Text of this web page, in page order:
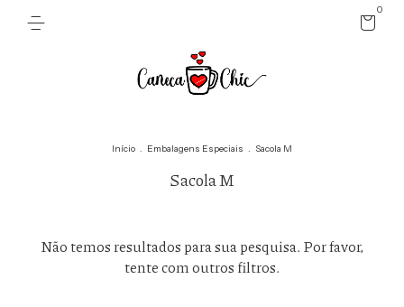
0
Início . Embalagens Especiais . Sacola M
Sacola M
Não temos resultados para sua pesquisa. Por favor,
tente com outros filtros.